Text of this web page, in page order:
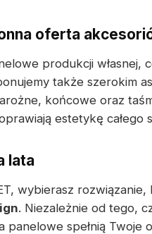
oferta
produkcji własnej,
także szerokim
końcowe oraz
estetykę całego
lata
wybierasz rozwiązanie,
. Niezależnie od tego,
spełnią Twoje